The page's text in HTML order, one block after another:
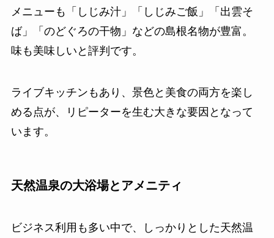
メニューも「しじみ汁」「しじみご飯」「出雲そ
ば」「のどぐろの干物」などの島根名物が豊富。
味も美味しいと評判です。
ライブキッチンもあり、景色と美食の両方を楽し
める点が、リピーターを生む大きな要因となって
います。
天然温泉の大浴場とアメニティ
ビジネス利用も多い中で、しっかりとした天然温